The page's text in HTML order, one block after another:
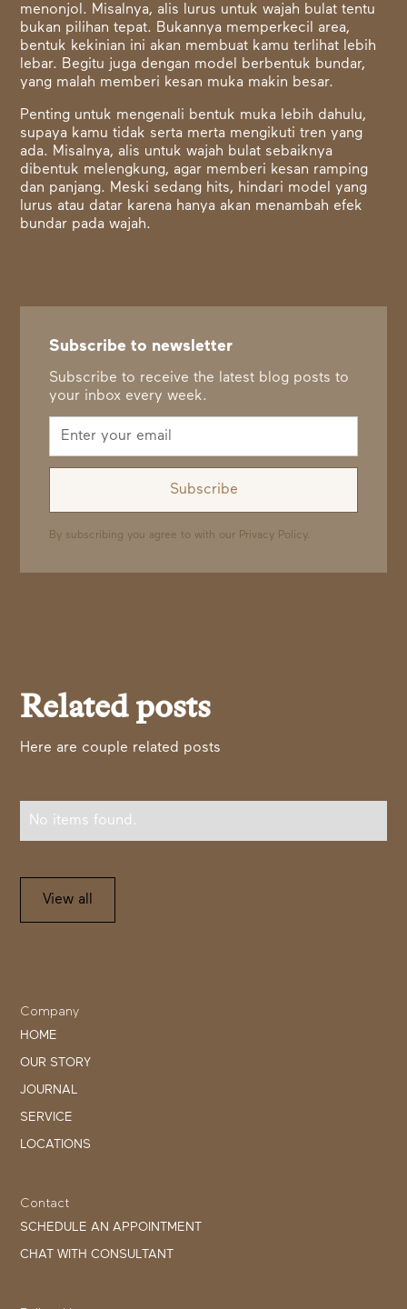
menonjol. Misalnya, alis lurus untuk wajah bulat tentu
bukan pilihan tepat. Bukannya memperkecil area,
bentuk kekinian ini akan membuat kamu terlihat lebih
lebar. Begitu juga dengan model berbentuk bundar,
yang malah memberi kesan muka makin besar.
Penting untuk mengenali bentuk muka lebih dahulu,
supaya kamu tidak serta merta mengikuti tren yang
ada. Misalnya, alis untuk wajah bulat sebaiknya
dibentuk melengkung, agar memberi kesan ramping
dan panjang. Meski sedang hits, hindari model yang
lurus atau datar karena hanya akan menambah efek
bundar pada wajah.
Subscribe to newsletter
Subscribe to receive the latest blog posts to
your inbox every week.
By subscribing you agree to with our Privacy Policy.
Related posts
Here are couple related posts
No items found.
View all
Company
HOME
OUR STORY
JOURNAL
SERVICE
LOCATIONS
Contact
SCHEDULE AN APPOINTMENT
CHAT WITH CONSULTANT